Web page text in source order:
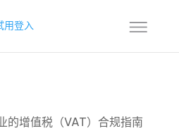
用登入
的增值税（VAT）合规指南